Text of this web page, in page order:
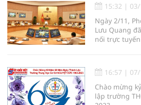
15:32 |
Ngày 2/11,
Lưu Quang
nối trực
16:57 |
Chào mừng
lập trường